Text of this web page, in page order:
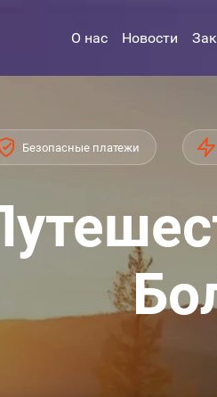
О нас Новости
Безопасные платежи